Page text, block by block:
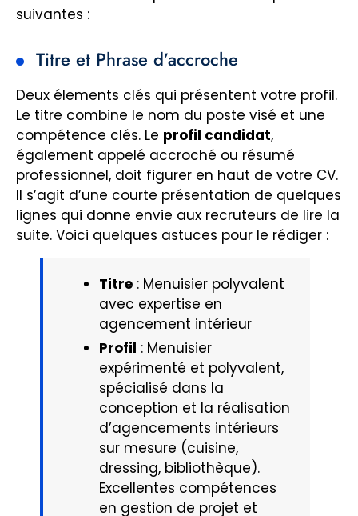
suivantes :
Titre et Phrase d’accroche
Deux élements clés qui présentent votre profil.
Le titre combine le nom du poste visé et une
compétence clés. Le profil candidat,
également appelé accroché ou résumé
professionnel, doit figurer en haut de votre CV.
Il s’agit d’une courte présentation de quelques
lignes qui donne envie aux recruteurs de lire la
suite. Voici quelques astuces pour le rédiger :
Titre : Menuisier polyvalent
avec expertise en
agencement intérieur
Profil : Menuisier
expérimenté et polyvalent,
spécialisé dans la
conception et la réalisation
d’agencements intérieurs
sur mesure (cuisine,
dressing, bibliothèque).
Excellentes compétences
en gestion de projet et